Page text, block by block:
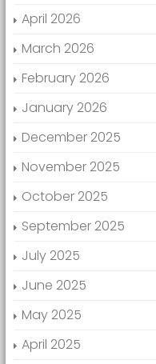
April 2026
March 2026
February 2026
January 2026
December 2025
November 2025
October 2025
September 2025
July 2025
June 2025
May 2025
April 2025